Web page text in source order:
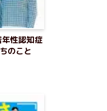
性認知症
のこと